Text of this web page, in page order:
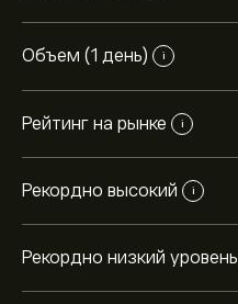
Объем (1 день) i
Рейтинг на рынке i
Рекордно высокий i
Рекордно низкий уровень